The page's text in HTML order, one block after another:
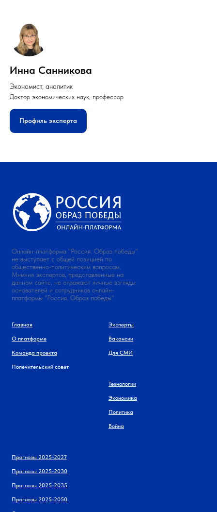
Инна Санникова
Экономист, аналитик
Доктор экономических наук, профессор
Профиль эксперта
Онлайн-платформа "Россия. Образ победы"
не выступает с общей позицией по
общественно-политическим вопросам.
Мнения экспертов, представленные на
данном сайте, не отражают личные взгляды
основателей и сотрудников онлайн-
платформы "Россия. Образ победы"
Главная
О платформе
Команда проекта
Попечительский совет
Эксперты
Вакансии
Для СМИ
Технологии
Экономика
Политика
Война
Прогнозы 2025-2027
Прогнозы 2025-2030
Прогнозы 2025-2035
Прогнозы 2025-2050